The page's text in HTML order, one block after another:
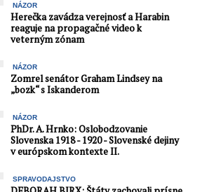
NÁZOR
Herečka zavádza verejnosť a Harabin
reaguje na propagačné video k
veterným zónam
NÁZOR
Zomrel senátor Graham Lindsey na
„bozk“ s Iskanderom
NÁZOR
PhDr. A. Hrnko: Oslobodzovanie
Slovenska 1918 - 1920 - Slovenské dejiny
v európskom kontexte II.
SPRAVODAJSTVO